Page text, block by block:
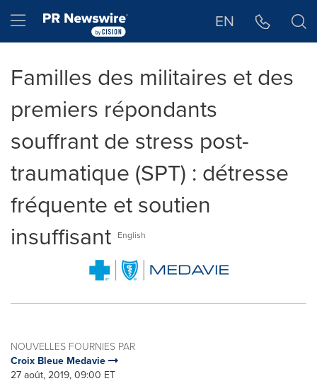
Hamburger menu EN
Familles des militaires et des
premiers répondants
souffrant de stress post-
traumatique (SPT) : détresse
fréquente et soutien
insuffisant English
NOUVELLES FOURNIES PAR
Croix Bleue Medavie
27 août, 2019, 09:00 ET